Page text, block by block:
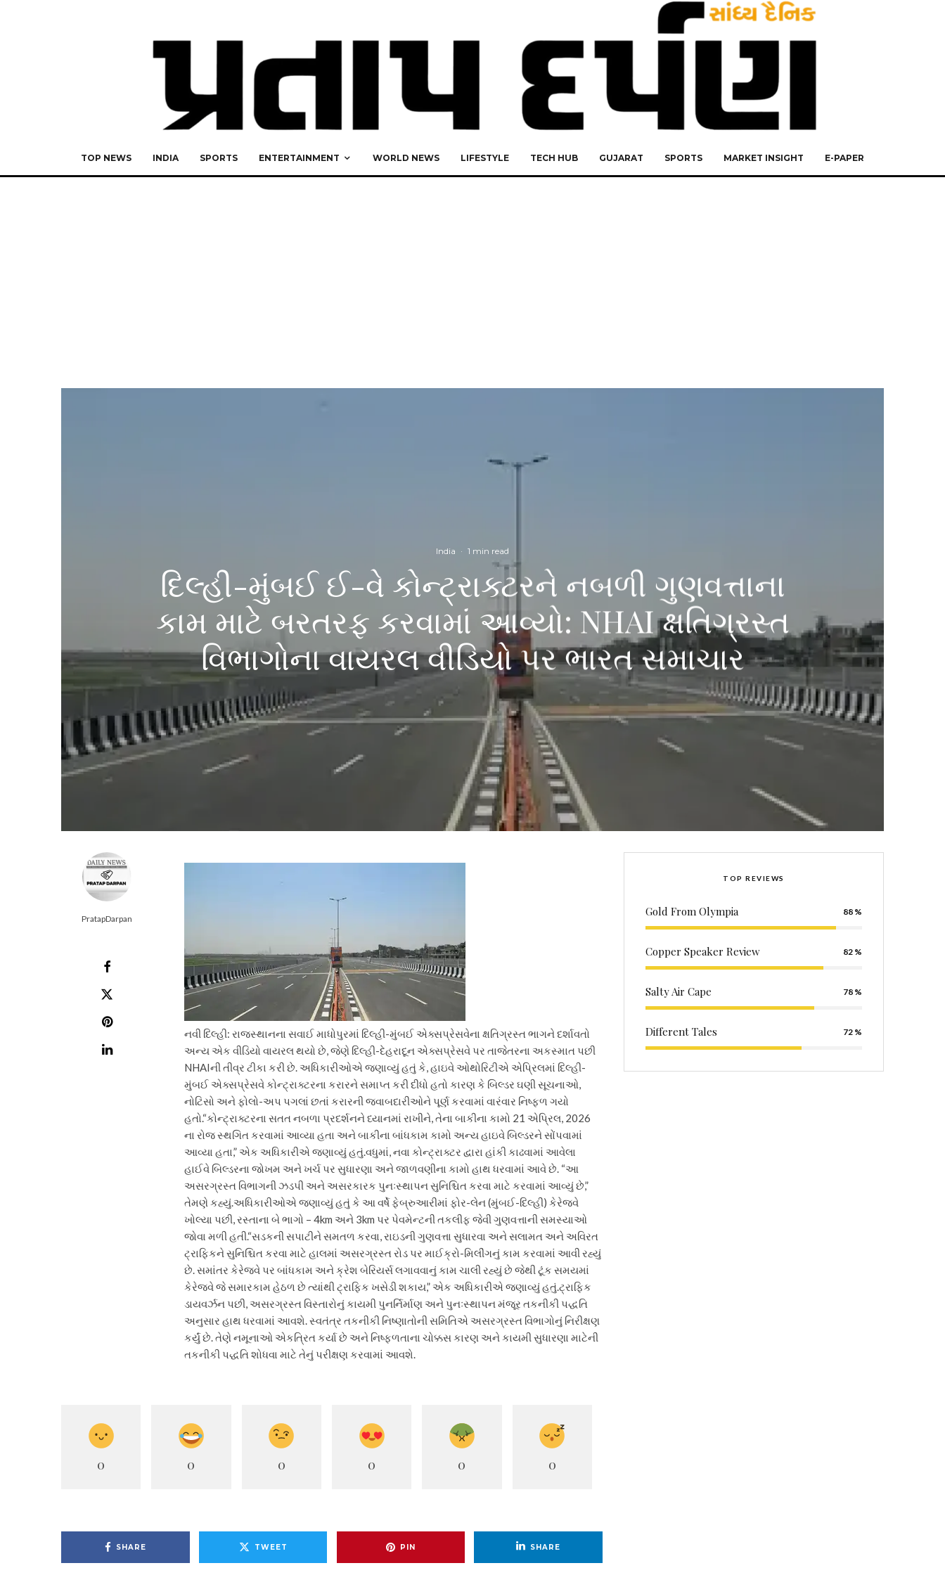
TOP NEWS INDIA SPORTS ENTERTAINMENT WORLD NEWS LIFESTYLE TECH HUB GUJARAT SPORTS MARKET INSIGHT E-PAPER
India · 1 min read
દિલ્હી-મુંબઈ ઈ-વે કોન્ટ્રાક્ટરને નબળી ગુણવત્તાના
કામ માટે બરતરફ કરવામાં આવ્યો: NHAI ક્ષતિગ્રસ્ત
વિભાગોના વાયરલ વીડિયો પર ભારત સમાચાર
PratapDarpan
નવી દિલ્હી: રાજસ્થાનના સવાઈ માધોપુરમાં દિલ્હી-મુંબઈ એક્સપ્રેસવેના ક્ષતિગ્રસ્ત ભાગને દર્શાવતો
અન્ય એક વીડિયો વાયરલ થયો છે, જેણે દિલ્હી-દેહરાદૂન એક્સપ્રેસવે પર તાજેતરના અકસ્માત પછી
NHAIની તીવ્ર ટીકા કરી છે.અધિકારીઓએ જણાવ્યું હતું કે, હાઇવે ઓથોરિટીએ એપ્રિલમાં દિલ્હી-
મુંબઈ એક્સપ્રેસવે કોન્ટ્રાક્ટરના કરારને સમાપ્ત કરી દીધો હતો કારણ કે બિલ્ડર ઘણી સૂચનાઓ,
નોટિસો અને ફોલો-અપ પગલાં છતાં કરારની જવાબદારીઓને પૂર્ણ કરવામાં વારંવાર નિષ્ફળ ગયો
હતો.“કોન્ટ્રાક્ટરના સતત નબળા પ્રદર્શનને ધ્યાનમાં રાખીને, તેના બાકીના કામો 21 એપ્રિલ, 2026
ના રોજ સ્થગિત કરવામાં આવ્યા હતા અને બાકીના બાંધકામ કામો અન્ય હાઇવે બિલ્ડરને સોંપવામાં
આવ્યા હતા,” એક અધિકારીએ જણાવ્યું હતું.વધુમાં, નવા કોન્ટ્રાક્ટર દ્વારા હાંકી કાઢવામાં આવેલા
હાઈવે બિલ્ડરના જોખમ અને ખર્ચ પર સુધારણા અને જાળવણીના કામો હાથ ધરવામાં આવે છે. “આ
અસરગ્રસ્ત વિભાગની ઝડપી અને અસરકારક પુનઃસ્થાપન સુનિશ્ચિત કરવા માટે કરવામાં આવ્યું છે,”
તેમણે કહ્યું.અધિકારીઓએ જણાવ્યું હતું કે આ વર્ષે ફેબ્રુઆરીમાં ફોર-લેન (મુંબઈ-દિલ્હી) કેરેજવે
ખોલ્યા પછી, રસ્તાના બે ભાગો – 4km અને 3km પર પેવમેન્ટની તકલીફ જેવી ગુણવત્તાની સમસ્યાઓ
જોવા મળી હતી.“સડકની સપાટીને સમતળ કરવા, રાઇડની ગુણવત્તા સુધારવા અને સલામત અને અવિરત
ટ્રાફિકને સુનિશ્ચિત કરવા માટે હાલમાં અસરગ્રસ્ત રોડ પર માઈક્રો-મિલીંગનું કામ કરવામાં આવી રહ્યું
છે. સમાંતર કેરેજવે પર બાંધકામ અને ક્રેશ બેરિયર્સ લગાવવાનું કામ ચાલી રહ્યું છે જેથી ટૂંક સમયમાં
કેરેજવે જે સમારકામ હેઠળ છે ત્યાંથી ટ્રાફિક ખસેડી શકાય,” એક અધિકારીએ જણાવ્યું હતું.ટ્રાફિક
ડાયવર્ઝન પછી, અસરગ્રસ્ત વિસ્તારોનું કાયમી પુનર્નિર્માણ અને પુનઃસ્થાપન મંજૂર તકનીકી પદ્ધતિ
અનુસાર હાથ ધરવામાં આવશે. સ્વતંત્ર તકનીકી નિષ્ણાતોની સમિતિએ અસરગ્રસ્ત વિભાગોનું નિરીક્ષણ
કર્યું છે. તેણે નમૂનાઓ એકત્રિત કર્યા છે અને નિષ્ફળતાના ચોક્કસ કારણ અને કાયમી સુધારણા માટેની
તકનીકી પદ્ધતિ શોધવા માટે તેનું પરીક્ષણ કરવામાં આવશે.
0 0 0 0 0 0
SHARE TWEET PIN SHARE
TOP REVIEWS
Gold From Olympia 88
Copper Speaker Review 82
Salty Air Cape 78
Different Tales 72